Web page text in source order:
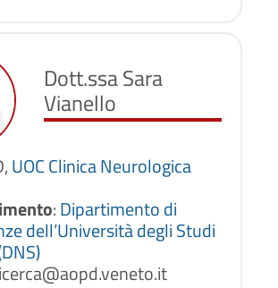
Dott.ssa Sara
Vianello
UOC Clinica Neurologica
:Dipartimento di
dell’Università degli Studi